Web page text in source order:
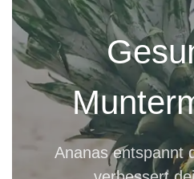
Ananas entspannt